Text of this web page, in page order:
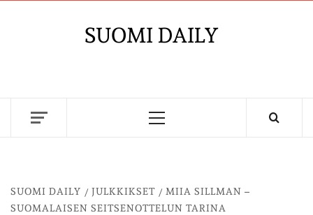
SUOMI DAILY
Primary
SUOMI DAILY JULKKIKSET
MIIA SILLMAN –
SUOMALAISEN SEITSENOTTELUN TARINA